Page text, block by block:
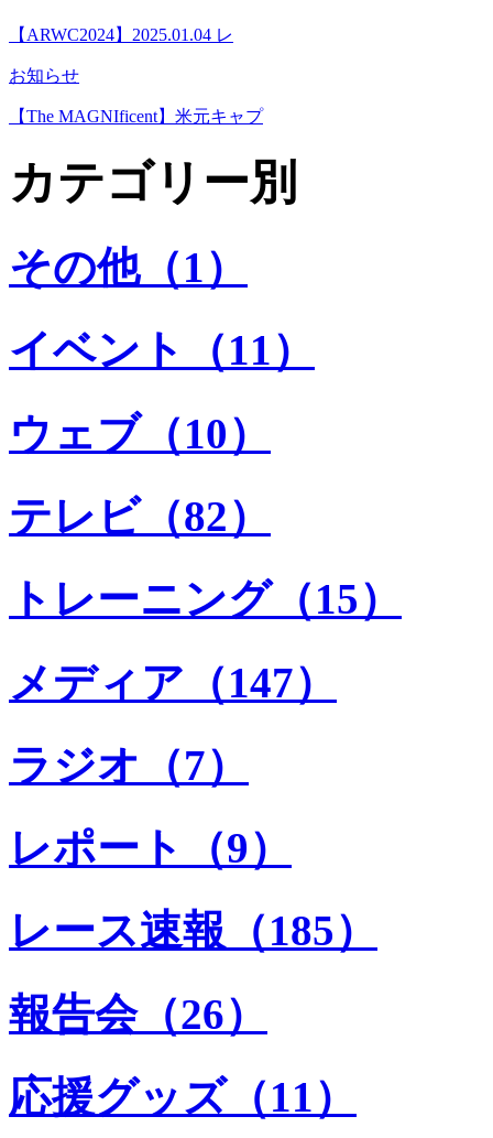
【ARWC2024】2025.01.04 レ
お知らせ
【The MAGNIficent】米元キャプ
カテゴリー別
その他（1）
イベント（11）
ウェブ（10）
テレビ（82）
トレーニング（15）
メディア（147）
ラジオ（7）
レポート（9）
レース速報（185）
報告会（26）
応援グッズ（11）